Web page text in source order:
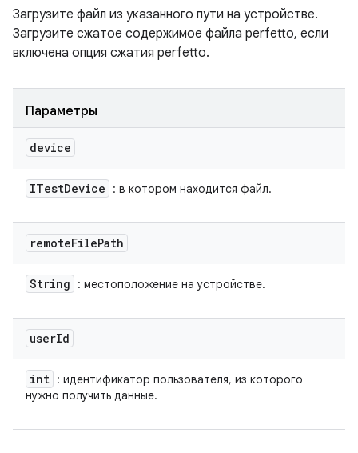
Загрузите файл из указанного пути на устройстве.
Загрузите сжатое содержимое файла perfetto, если
включена опция сжатия perfetto.
Параметры
device
ITestDevice : в котором находится файл.
remoteFilePath
String : местоположение на устройстве.
userId
int : идентификатор пользователя, из которого
нужно получить данные.